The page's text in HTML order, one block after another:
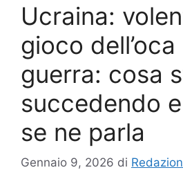
Ucraina:
gioco dell’oca
guerra: cosa
succedendo
se ne parla
Gennaio 9, 2026 di